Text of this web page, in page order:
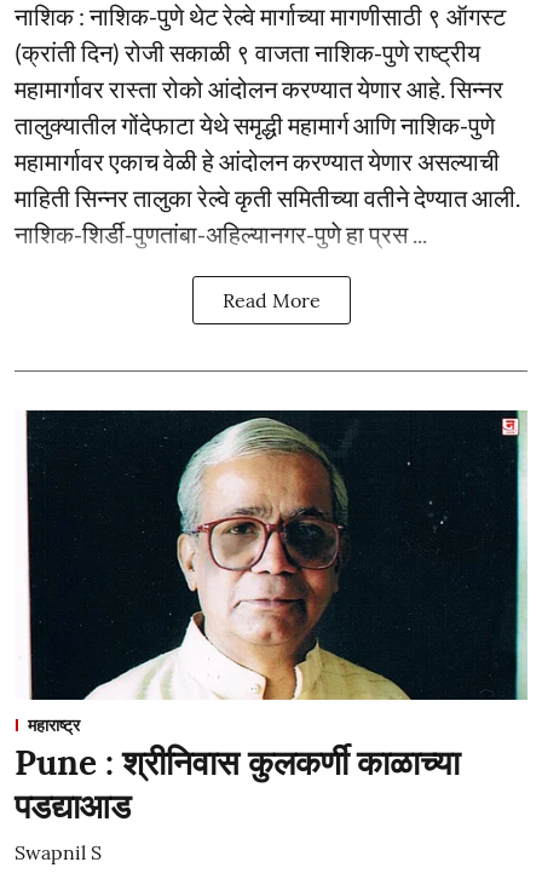
नाशिक : नाशिक-पुणे थेट रेल्वे मार्गाच्या मागणीसाठी ९ ऑगस्ट
(क्रांती दिन) रोजी सकाळी ९ वाजता नाशिक-पुणे राष्ट्रीय
महामार्गावर रास्ता रोको आंदोलन करण्यात येणार आहे. सिन्नर
तालुक्यातील गोंदेफाटा येथे समृद्धी महामार्ग आणि नाशिक-पुणे
महामार्गावर एकाच वेळी हे आंदोलन करण्यात येणार असल्याची
माहिती सिन्नर तालुका रेल्वे कृती समितीच्या वतीने देण्यात आली.
नाशिक-शिर्डी-पुणतांबा-अहिल्यानगर-पुणे हा प्रस ...
Read More
महाराष्ट्र
Pune : श्रीनिवास कुलकर्णी काळाच्या
पडद्याआड
Swapnil S